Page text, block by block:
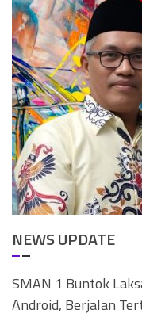
NEWS UPDATE
SMAN 1 Buntok
Android, Berjalan